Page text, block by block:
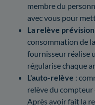
membre du
avec vous pour
La relève
consommation de
fournisseur réalise
régularise chaque
L'auto-relève :
relève du
Après avoir fait la